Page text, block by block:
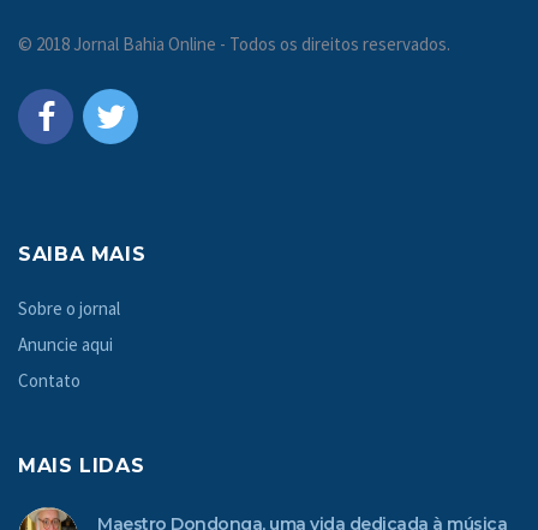
© 2018 Jornal Bahia Online - Todos os direitos reservados.
SAIBA MAIS
Sobre o jornal
Anuncie aqui
Contato
MAIS LIDAS
Maestro Dondonga, uma vida dedicada à música